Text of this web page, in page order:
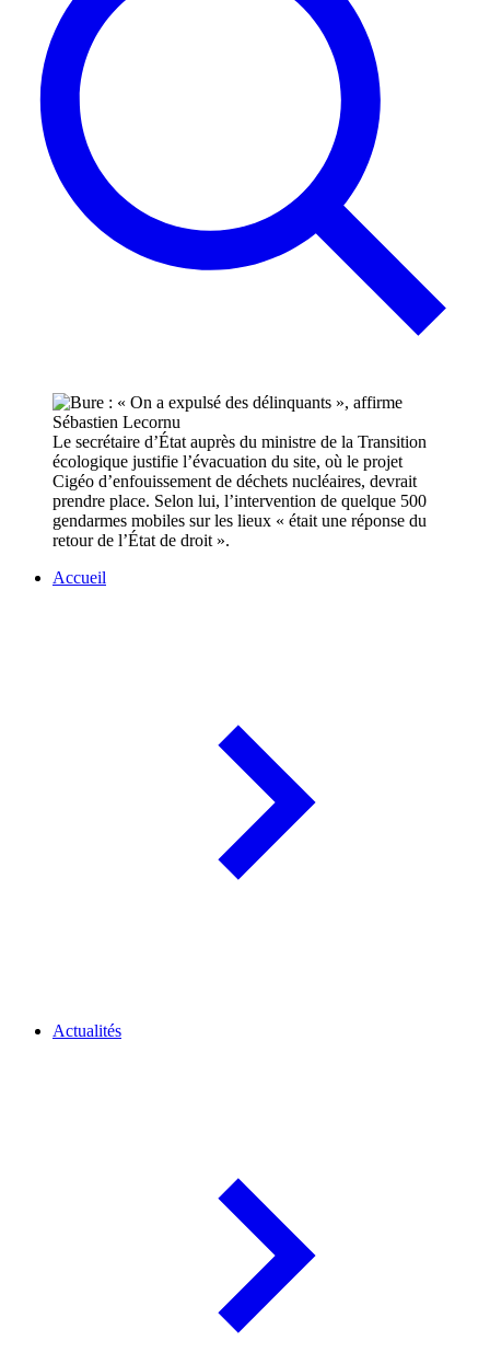
Le secrétaire d’État auprès du ministre de la Transition
écologique justifie l’évacuation du site, où le projet
Cigéo d’enfouissement de déchets nucléaires, devrait
prendre place. Selon lui, l’intervention de quelque 500
gendarmes mobiles sur les lieux « était une réponse du
retour de l’État de droit ».
Accueil
Actualités